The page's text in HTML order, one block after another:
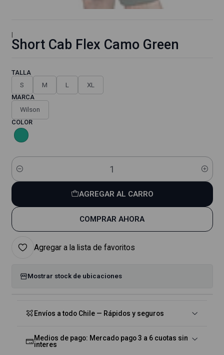
|
Short Cab Flex Camo Green
TALLA
S M L XL
MARCA
Wilson
COLOR
Cantidad
AGREGAR AL CARRO
COMPRAR AHORA
Agregar a la lista de favoritos
Mostrar stock de ubicaciones
Envíos a todo Chile — Rápidos y seguros
Medios de pago: Mercado pago 3 a 6 cuotas sin
interes